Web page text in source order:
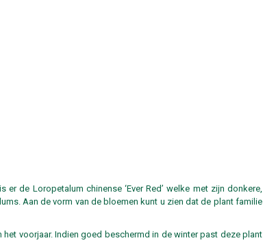
de Loropetalum chinense ‘Ever Red’ welke met zijn donkere,
Aan de vorm van de bloemen kunt u zien dat de plant familie
voorjaar. Indien goed beschermd in de winter past deze plant